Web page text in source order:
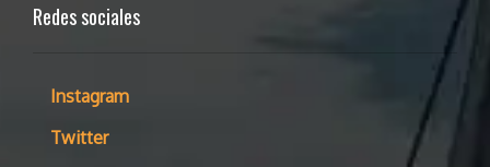
Redes sociales
Instagram
Twitter